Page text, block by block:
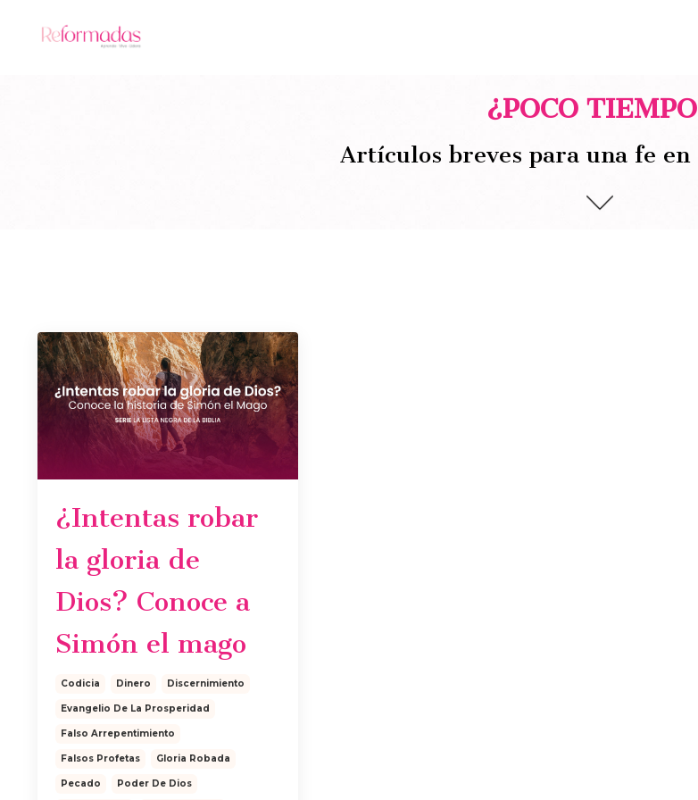
¿POCO
Artículos breves para una fe en
¿Intentas robar
la gloria de
Dios? Conoce a
Simón el mago
Codicia Dinero Discernimiento
Evangelio De La Prosperidad
Falso Arrepentimiento
Falsos Profetas Gloria Robada
Pecado Poder De Dios